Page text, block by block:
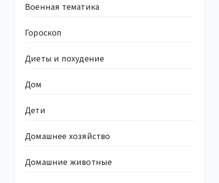
Военная тематика
Гороскоп
Диеты и похудение
Дом
Дети
Домашнее хозяйство
Домашние животные